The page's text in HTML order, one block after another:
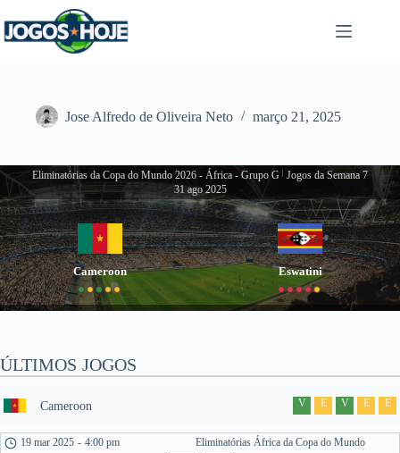
para
o
Jose Alfredo de Oliveira Neto março 21, 2025
Eliminatórias da Copa do Mundo 2026 - África - Grupo G Jogos da Semana 7
31 ago 2025
Cameroon Eswatini
ÚLTIMOS JOGOS
Cameroon V E V E E
Eliminatórias África da Copa do Mundo
19 mar 2025 - 4:00 pm